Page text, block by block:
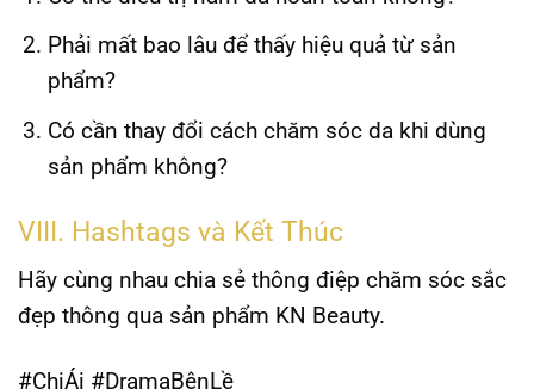
Phải mất bao lâu để thấy hiệu quả từ sản
phẩm?
Có cần thay đổi cách chăm sóc da khi dùng
sản phẩm không?
VIII. Hashtags và Kết Thúc
Hãy cùng nhau chia sẻ thông điệp chăm sóc sắc
đẹp thông qua sản phẩm KN Beauty.
#ChịÁi #DramaBênLề